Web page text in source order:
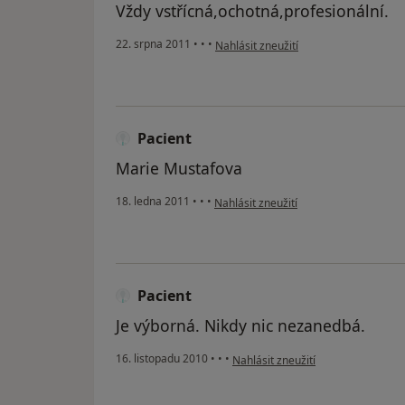
Vždy vstřícná,ochotná,profesionální.
22. srpna 2011 • • • podle názoru uživatele Váš účet byl
Nahlásit zneužití
Pacient
Marie Mustafova
18. ledna 2011 • • • podle názoru uživatele Pacient
Nahlásit zneužití
Pacient
Je výborná. Nikdy nic nezanedbá.
16. listopadu 2010 • • • podle názoru uživatele Pacient
Nahlásit zneužití